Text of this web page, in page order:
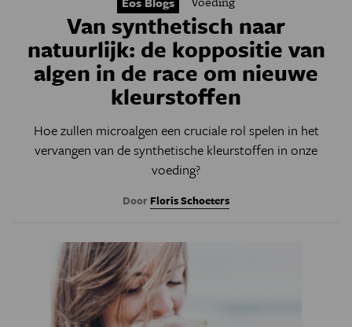
Van synthetisch naar
natuurlijk: de koppositie van
algen in de race om nieuwe
kleurstoffen
Hoe zullen microalgen een cruciale rol spelen in het
vervangen van de synthetische kleurstoffen in onze
voeding?
Door Floris Schoeters